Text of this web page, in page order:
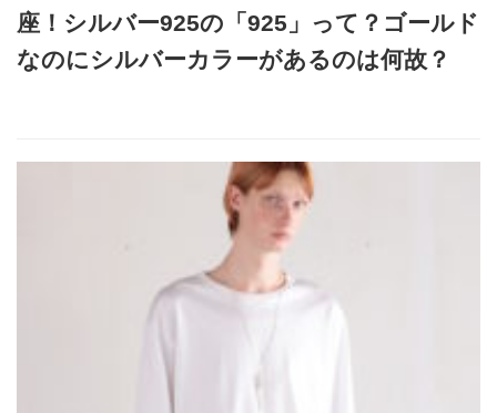
座！シルバー925の「925」って？ゴールド
なのにシルバーカラーがあるのは何故？